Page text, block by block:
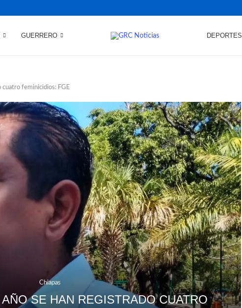
GUERRERO DEPORTES
cuatro feminicidios: FGE
Chiapas
SE HAN REGISTRADO CUATRO